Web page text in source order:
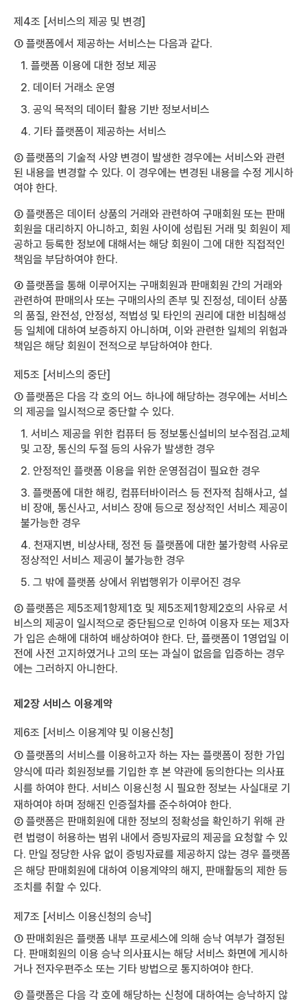
제4조 [서비스의 제공 및 변경]
① 플랫폼에서 제공하는 서비스는 다음과 같다.
1. 플랫폼 이용에 대한 정보 제공
2. 데이터 거래소 운영
3. 공익 목적의 데이터 활용 기반 정보서비스
4. 기타 플랫폼이 제공하는 서비스
② 플랫폼의 기술적 사양 변경이 발생한 경우에는 서비스와 관련
된 내용을 변경할 수 있다. 이 경우에는 변경된 내용을 수정 게시하
여야 한다.
③ 플랫폼은 데이터 상품의 거래와 관련하여 구매회원 또는 판매
회원을 대리하지 아니하고, 회원 사이에 성립된 거래 및 회원이 제
공하고 등록한 정보에 대해서는 해당 회원이 그에 대한 직접적인
책임을 부담하여야 한다.
④ 플랫폼을 통해 이루어지는 구매회원과 판매회원 간의 거래와
관련하여 판매의사 또는 구매의사의 존부 및 진정성, 데이터 상품
의 품질, 완전성, 안정성, 적법성 및 타인의 권리에 대한 비침해성
등 일체에 대하여 보증하지 아니하며, 이와 관련한 일체의 위험과
책임은 해당 회원이 전적으로 부담하여야 한다.
제5조 [서비스의 중단]
① 플랫폼은 다음 각 호의 어느 하나에 해당하는 경우에는 서비스
의 제공을 일시적으로 중단할 수 있다.
1. 서비스 제공을 위한 컴퓨터 등 정보통신설비의 보수점검․교체
및 고장, 통신의 두절 등의 사유가 발생한 경우
2. 안정적인 플랫폼 이용을 위한 운영점검이 필요한 경우
3. 플랫폼에 대한 해킹, 컴퓨터바이러스 등 전자적 침해사고, 설
비 장애, 통신사고, 서비스 장애 등으로 정상적인 서비스 제공이
불가능한 경우
4. 천재지변, 비상사태, 정전 등 플랫폼에 대한 불가항력 사유로
정상적인 서비스 제공이 불가능한 경우
5. 그 밖에 플랫폼 상에서 위법행위가 이루어진 경우
② 플랫폼은 제5조제1항제1호 및 제5조제1항제2호의 사유로 서
비스의 제공이 일시적으로 중단됨으로 인하여 이용자 또는 제3자
가 입은 손해에 대하여 배상하여야 한다. 단, 플랫폼이 1영업일 이
전에 사전 고지하였거나 고의 또는 과실이 없음을 입증하는 경우
에는 그러하지 아니한다.
제2장 서비스 이용계약
제6조 [서비스 이용계약 및 이용신청]
① 플랫폼의 서비스를 이용하고자 하는 자는 플랫폼이 정한 가입
양식에 따라 회원정보를 기입한 후 본 약관에 동의한다는 의사표
시를 하여야 한다. 서비스 이용신청 시 필요한 정보는 사실대로 기
재하여야 하며 정해진 인증절차를 준수하여야 한다.
② 플랫폼은 판매회원에 대한 정보의 정확성을 확인하기 위해 관
련 법령이 허용하는 범위 내에서 증빙자료의 제공을 요청할 수 있
다. 만일 정당한 사유 없이 증빙자료를 제공하지 않는 경우 플랫폼
은 해당 판매회원에 대하여 이용계약의 해지, 판매활동의 제한 등
조치를 취할 수 있다.
제7조 [서비스 이용신청의 승낙]
① 판매회원은 플랫폼 내부 프로세스에 의해 승낙 여부가 결정된
다. 판매회원의 이용 승낙 의사표시는 해당 서비스 화면에 게시하
거나 전자우편주소 또는 기타 방법으로 통지하여야 한다.
② 플랫폼은 다음 각 호에 해당하는 신청에 대하여는 승낙하지 않